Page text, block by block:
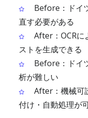
Before：ドイ
直す必要がある
After：OCRに
ストを生成できる
Before：ドイ
析が難しい
After：機械可
付け・自動処理が